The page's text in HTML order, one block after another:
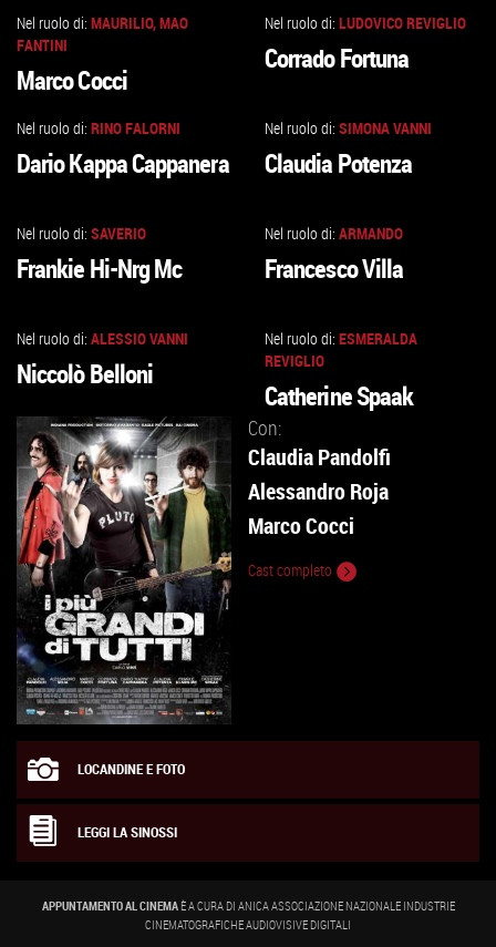
VAI
SCHEDA
Nel ruolo di: MAURILIO, MAO
FANTINI
Marco Cocci
ALLA
Nel ruolo di: LUDOVICO REVIGLIO
Corrado Fortuna
ALLA
Nel ruolo di: RINO FALORNI
Dario Kappa Cappanera
ALLA
Nel ruolo di: SIMONA VANNI
Claudia Potenza
ALLA
Nel ruolo di: SAVERIO
Frankie Hi-Nrg Mc
ALLA
Nel ruolo di: ARMANDO
Francesco Villa
ALLA
Nel ruolo di: ALESSIO VANNI
Niccolò Belloni
VAI
SCHEDA
Nel ruolo di: ESMERALDA
REVIGLIO
Catherine Spaak
Con:
Claudia Pandolfi
Alessandro Roja
Marco Cocci
Cast completo
LOCANDINE E FOTO
LEGGI LA SINOSSI
APPUNTAMENTO AL CINEMAÈ A CURA DI ANICA ASSOCIAZIONE NAZIONALE INDUSTRIE
CINEMATOGRAFICHE AUDIOVISIVE DIGITALI